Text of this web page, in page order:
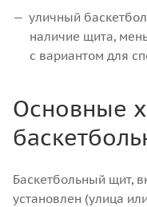
уличный
наличие щита,
с вариантом для
Основные
Баскетбольный щит,
установлен (улица